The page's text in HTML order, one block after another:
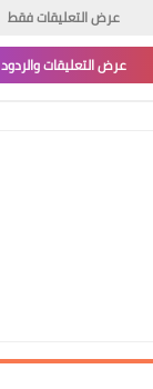
عرض التعليقات فقط
عرض التعليقات والردود